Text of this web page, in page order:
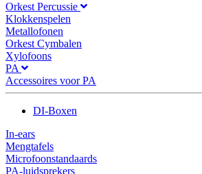
Orkest Percussie
Klokkenspelen
Metallofonen
Orkest Cymbalen
Xylofoons
PA
Accessoires voor PA
DI-Boxen
In-ears
Mengtafels
Microfoonstandaards
PA-luidsprekers